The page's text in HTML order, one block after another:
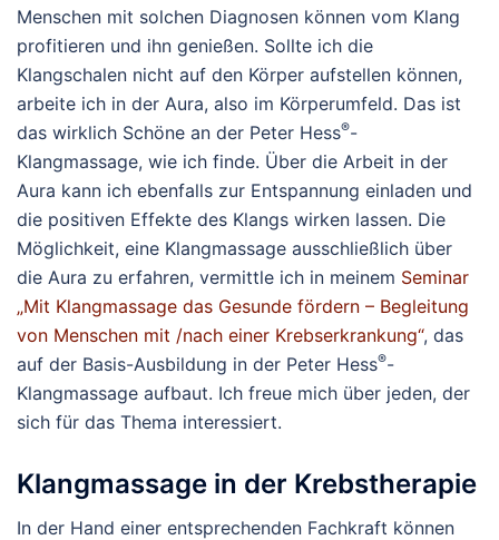
Menschen mit solchen Diagnosen können vom Klang
profitieren und ihn genießen. Sollte ich die
Klangschalen nicht auf den Körper aufstellen können,
arbeite ich in der Aura, also im Körperumfeld. Das ist
das wirklich Schöne an der Peter Hess®-
Klangmassage, wie ich finde. Über die Arbeit in der
Aura kann ich ebenfalls zur Entspannung einladen und
die positiven Effekte des Klangs wirken lassen. Die
Möglichkeit, eine Klangmassage ausschließlich über
die Aura zu erfahren, vermittle ich in meinem Seminar
„Mit Klangmassage das Gesunde fördern – Begleitung
von Menschen mit /nach einer Krebserkrankung“, das
auf der Basis-Ausbildung in der Peter Hess®-
Klangmassage aufbaut. Ich freue mich über jeden, der
sich für das Thema interessiert.
Klangmassage in der Krebstherapie
In der Hand einer entsprechenden Fachkraft können